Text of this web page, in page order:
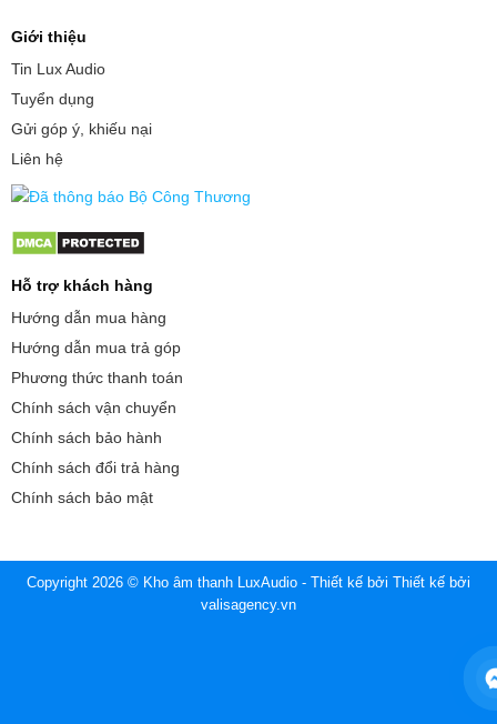
Giới thiệu
Tin Lux Audio
Tuyển dụng
Gửi góp ý, khiếu nại
Liên hệ
Hỗ trợ khách hàng
Hướng dẫn mua hàng
Hướng dẫn mua trả góp
Phương thức thanh toán
Chính sách vận chuyển
Chính sách bảo hành
Chính sách đổi trả hàng
Chính sách bảo mật
Copyright 2026 © Kho âm thanh LuxAudio - Thiết kế bởi Thiết kế bởi
valisagency.vn